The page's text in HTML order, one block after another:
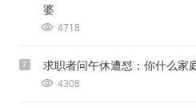
婆
4718
7 求职者问午休遭怼：你什么家
4308